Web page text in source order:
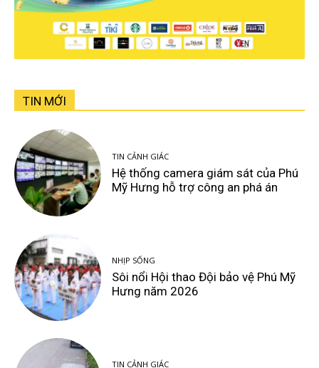
TIN MỚI
TIN CẢNH GIÁC
Hệ thống camera giám sát của Phú
Mỹ Hưng hỗ trợ công an phá án
NHỊP SỐNG
Sôi nổi Hội thao Đội bảo vệ Phú Mỹ
Hưng năm 2026
TIN CẢNH GIÁC